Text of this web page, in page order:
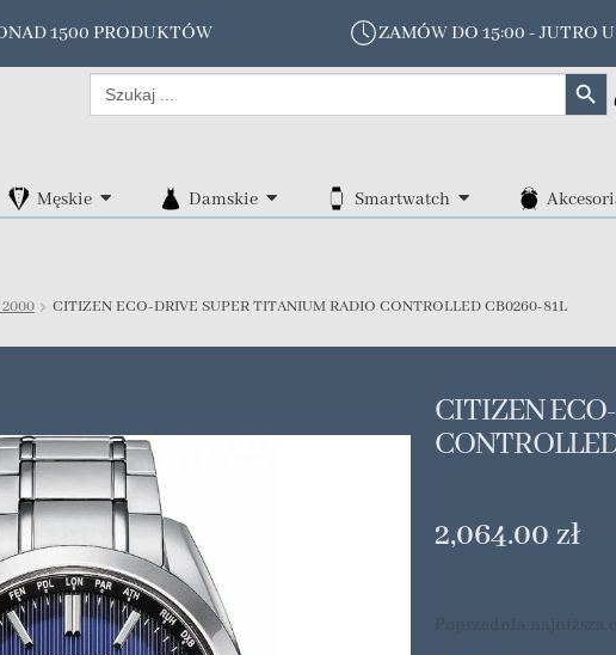
1500 PRODUKTÓW ZAMÓW DO 15:00 - JUTRO
Search
for:
Search
Męskie Damskie Smartwatch
CITIZEN ECO-DRIVE SUPER TITANIUM RADIO CONTROLLED CB0260-81L
CITIZEN
2,064.00 zł
Poprzednia najniższa